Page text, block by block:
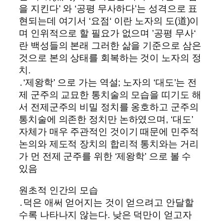
을 지킨다’ 와 ‘공평 무사하다’는 성격으로 표
현되는데 여기서 ‘요점‘ 이란 노자의 도(道)이
며 인위적으로 할 필요가 없으며 ’공평 무사‘
란 백성들의 본래 그러한 삶을 기준으로 삼은
것으로 본의 상태를 회복하는 것이 노자의 정
치.
․‘제왕학’ 으로 가는 역설; 노자의 ‘대도’는 전
제 군주의 교묘한 통치술의 모습을 띠기도 해
서 전제군주의 비밀 정치를 옹호하고 군주의
통치술에 의존한 정치만 논하였으며, ‘대도’
자체가 매우 주관적인 것이기 때문에 민주적
논의와 제도적 장치의 합리적 통치와는 거리
가 먼 전제 군주를 위한 ‘제왕학’ 으로 볼 수
있음
원초적 인간의 모습
․덕은 애써 얻어지는 것이 얻으려고 안달할
수록 나타나지 않는다. 낮은 덕만이 얻고자